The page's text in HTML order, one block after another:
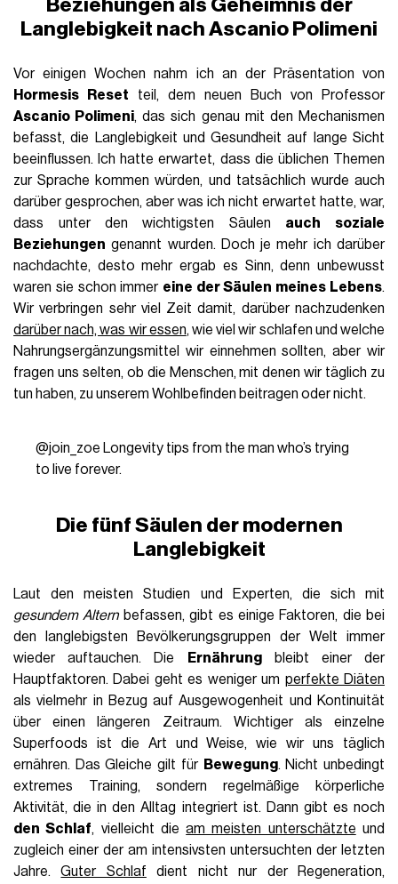
Beziehungen als Geheimnis der
Langlebigkeit nach Ascanio Polimeni
Vor einigen Wochen nahm ich an der Präsentation von
Hormesis Reset teil, dem neuen Buch von Professor
Ascanio Polimeni, das sich genau mit den Mechanismen
befasst, die Langlebigkeit und Gesundheit auf lange Sicht
beeinflussen. Ich hatte erwartet, dass die üblichen Themen
zur Sprache kommen würden, und tatsächlich wurde auch
darüber gesprochen, aber was ich nicht erwartet hatte, war,
dass unter den wichtigsten Säulen auch soziale
Beziehungen genannt wurden. Doch je mehr ich darüber
nachdachte, desto mehr ergab es Sinn, denn unbewusst
waren sie schon immer eine der Säulen meines Lebens.
Wir verbringen sehr viel Zeit damit, darüber nachzudenken
darüber nach, was wir essen, wie viel wir schlafen und welche
Nahrungsergänzungsmittel wir einnehmen sollten, aber wir
fragen uns selten, ob die Menschen, mit denen wir täglich zu
tun haben, zu unserem Wohlbefinden beitragen oder nicht.
@join_zoe Longevity tips from the man who’s trying
to live forever.
Die fünf Säulen der modernen
Langlebigkeit
Laut den meisten Studien und Experten, die sich mit
gesundem Alternbefassen, gibt es einige Faktoren, die bei
den langlebigsten Bevölkerungsgruppen der Welt immer
wieder auftauchen. Die
Ernährungbleibt einer der
Hauptfaktoren. Dabei geht es weniger um perfekte Diäten
als vielmehr in Bezug auf Ausgewogenheit und Kontinuität
über einen längeren Zeitraum. Wichtiger als einzelne
Superfoods ist die Art und Weise, wie wir uns täglich
ernähren. Das Gleiche gilt für Bewegung. Nicht unbedingt
extremes Training, sondern regelmäßige körperliche
Aktivität, die in den Alltag integriert ist. Dann gibt es noch
den Schlaf, vielleicht dieam meisten unterschätzte und
zugleich einer der am intensivsten untersuchten der letzten
Jahre.Guter Schlaf dient nicht nur der Regeneration,